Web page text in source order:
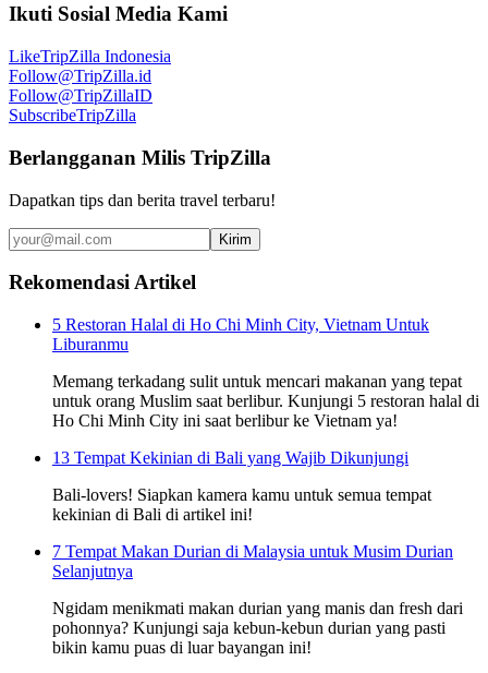
Ikuti Sosial Media Kami
LikeTripZilla Indonesia
Follow@TripZilla.id
Follow@TripZillaID
SubscribeTripZilla
Berlangganan Milis TripZilla
Dapatkan tips dan berita travel terbaru!
Kirim
Rekomendasi Artikel
5 Restoran Halal di Ho Chi Minh City, Vietnam Untuk
Liburanmu
Memang terkadang sulit untuk mencari makanan yang tepat
untuk orang Muslim saat berlibur. Kunjungi 5 restoran halal di
Ho Chi Minh City ini saat berlibur ke Vietnam ya!
13 Tempat Kekinian di Bali yang Wajib Dikunjungi
Bali-lovers! Siapkan kamera kamu untuk semua tempat
kekinian di Bali di artikel ini!
7 Tempat Makan Durian di Malaysia untuk Musim Durian
Selanjutnya
Ngidam menikmati makan durian yang manis dan fresh dari
pohonnya? Kunjungi saja kebun-kebun durian yang pasti
bikin kamu puas di luar bayangan ini!